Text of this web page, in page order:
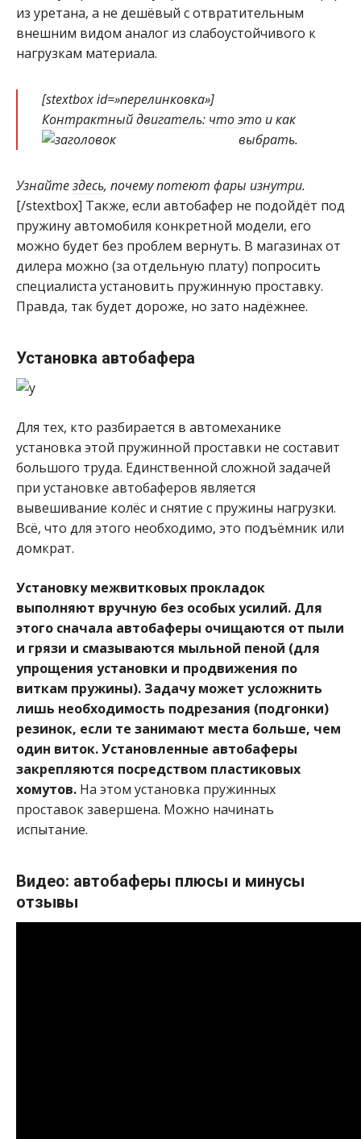
из уретана, а не дешёвый с отвратительным
внешним видом аналог из слабоустойчивого к
нагрузкам материала.
[stextbox id=»перелинковка»]
Контрактный двигатель: что это и как
выбрать.
Узнайтездесь, почему потеют фары изнутри.
[/stextbox] Также, если автобафер не подойдёт под
пружину автомобиля конкретной модели, его
можно будет без проблем вернуть. В магазинах от
дилера можно (за отдельную плату) попросить
специалиста установить пружинную проставку.
Правда, так будет дороже, но зато надёжнее.
Установка автобафера
Для тех, кто разбирается в автомеханике
установка этой пружинной проставки не составит
большого труда. Единственной сложной задачей
при установке автобаферов является
вывешивание колёс и снятие с пружины нагрузки.
Всё, что для этого необходимо, это подъёмник или
домкрат.
Установку межвитковых прокладок
выполняют вручную без особых усилий. Для
этого сначала автобаферы очищаются от пыли
и грязи и смазываются мыльной пеной (для
упрощения установки и продвижения по
виткам пружины). Задачу может усложнить
лишь необходимость подрезания (подгонки)
резинок, если те занимают места больше, чем
один виток. Установленные автобаферы
закрепляются посредством пластиковых
хомутов. На этом установка пружинных
проставок завершена. Можно начинать
испытание.
Видео: автобаферы плюсы и минусы
отзывы